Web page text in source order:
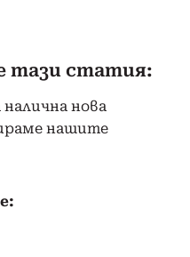
тази статия:
нова
нашите